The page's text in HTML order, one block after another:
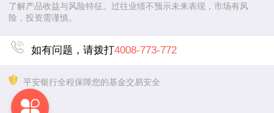
了解产品收益与风险特征。过往业绩不预示未来表现，市场有风
险，投资需谨慎。
如有问题，请拨打4008-773-772
平安银行全程保障您的基金交易安全